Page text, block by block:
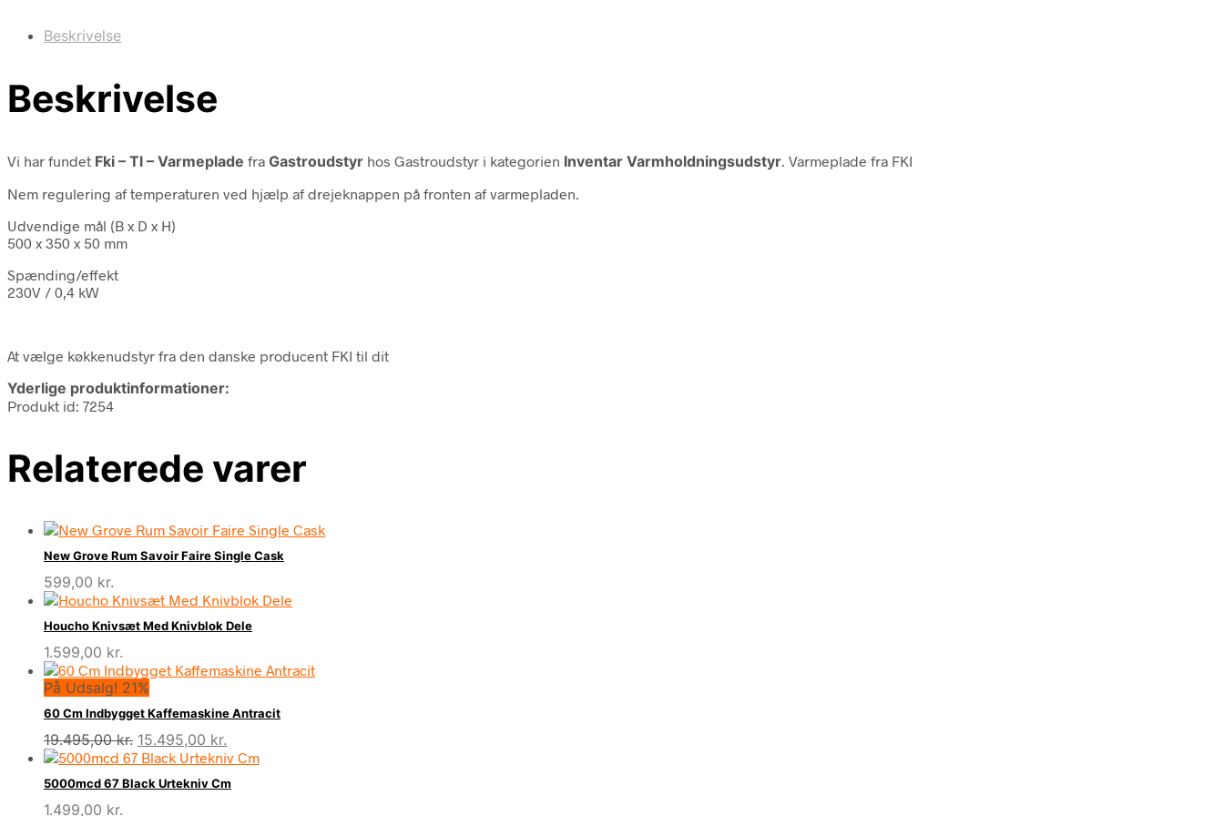
Beskrivelse
Beskrivelse
Vi har fundet Fki – Tl – Varmeplade fra Gastroudstyr hos Gastroudstyr i kategorien Inventar Varmholdningsudstyr . Varmeplade fra FKI
Nem regulering af temperaturen ved hjælp af drejeknappen på fronten af varmepladen.
Udvendige mål (B x D x H)
500 x 350 x 50 mm
Spænding/effekt
230V / 0,4 kW
At vælge køkkenudstyr fra den danske producent FKI til dit
Yderlige produktinformationer:
Produkt id: 7254
Relaterede varer
New Grove Rum Savoir Faire Single Cask
599,00 kr.
Houcho Knivsæt Med Knivblok Dele
1.599,00 kr.
På Udsalg! 21%
60 Cm Indbygget Kaffemaskine Antracit
19.495,00kr. Den
oprindelige
pris
var:
15.495,00 kr.
aktuelle
er:
5000mcd 67 Black Urtekniv Cm
1.499,00 kr.